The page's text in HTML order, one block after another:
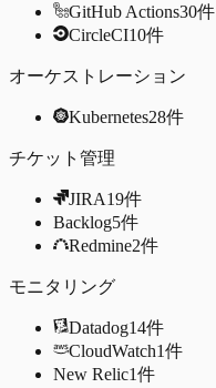
GitHub Actions30件
CircleCI10件
オーケストレーション
Kubernetes28件
チケット管理
JIRA19件
Backlog5件
Redmine2件
モニタリング
Datadog14件
CloudWatch1件
New Relic1件